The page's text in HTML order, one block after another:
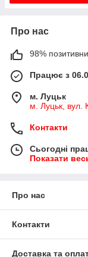
Про нас
98%
Працює з
м. Луцьк
м. Луцьк, вул.
Контакти
Сьогодні
Показати
Про нас
Контакти
Доставка та